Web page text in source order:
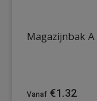
Magazijnbak
€1.32